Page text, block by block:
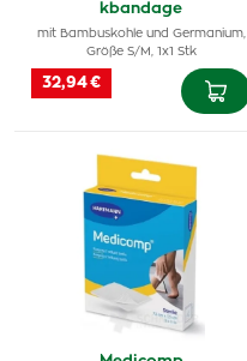
kbandage
mit Bambuskohle und Germanium,
Größe S/M, 1x1 Stk
32,94 €